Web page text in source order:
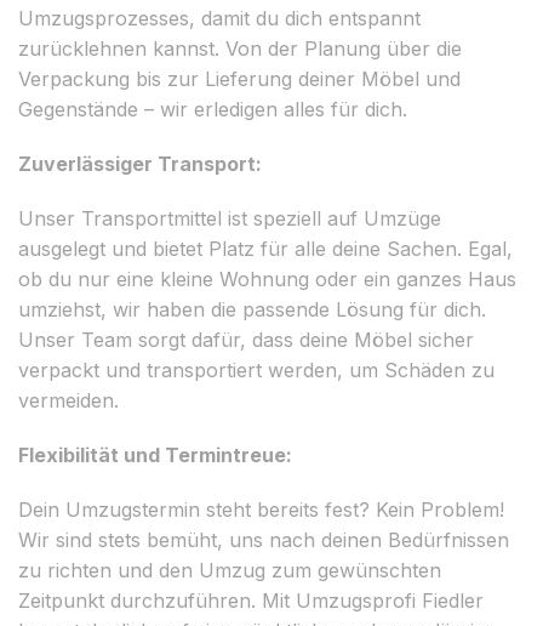
Umzugsprozesses, damit du dich entspannt
zurücklehnen kannst. Von der Planung über die
Verpackung bis zur Lieferung deiner Möbel und
Gegenstände – wir erledigen alles für dich.
Zuverlässiger Transport:
Unser Transportmittel ist speziell auf Umzüge
ausgelegt und bietet Platz für alle deine Sachen. Egal,
ob du nur eine kleine Wohnung oder ein ganzes Haus
umziehst, wir haben die passende Lösung für dich.
Unser Team sorgt dafür, dass deine Möbel sicher
verpackt und transportiert werden, um Schäden zu
vermeiden.
Flexibilität und Termintreue:
Dein Umzugstermin steht bereits fest? Kein Problem!
Wir sind stets bemüht, uns nach deinen Bedürfnissen
zu richten und den Umzug zum gewünschten
Zeitpunkt durchzuführen. Mit Umzugsprofi Fiedler